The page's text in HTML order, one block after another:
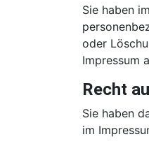
Sie haben
oder
Impressum
Recht
Sie haben
im